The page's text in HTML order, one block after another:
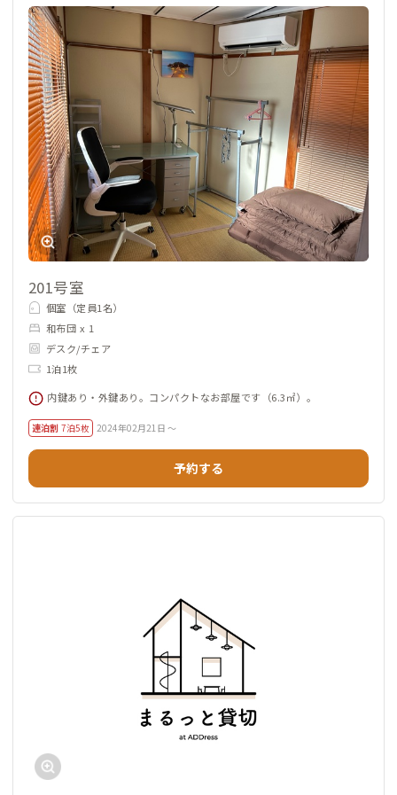
201号室
個室（定員1名）
和布団 x 1
デスク/チェア
1泊1枚
内鍵あり・外鍵あり。コンパクトなお部屋です（6.3㎡）。
連泊割 7泊5枚 2024年02月21日 ～
予約する